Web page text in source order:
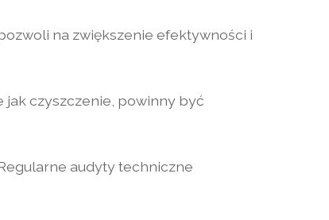
na zwiększenie efektywności i
jak czyszczenie, powinny być
audyty techniczne